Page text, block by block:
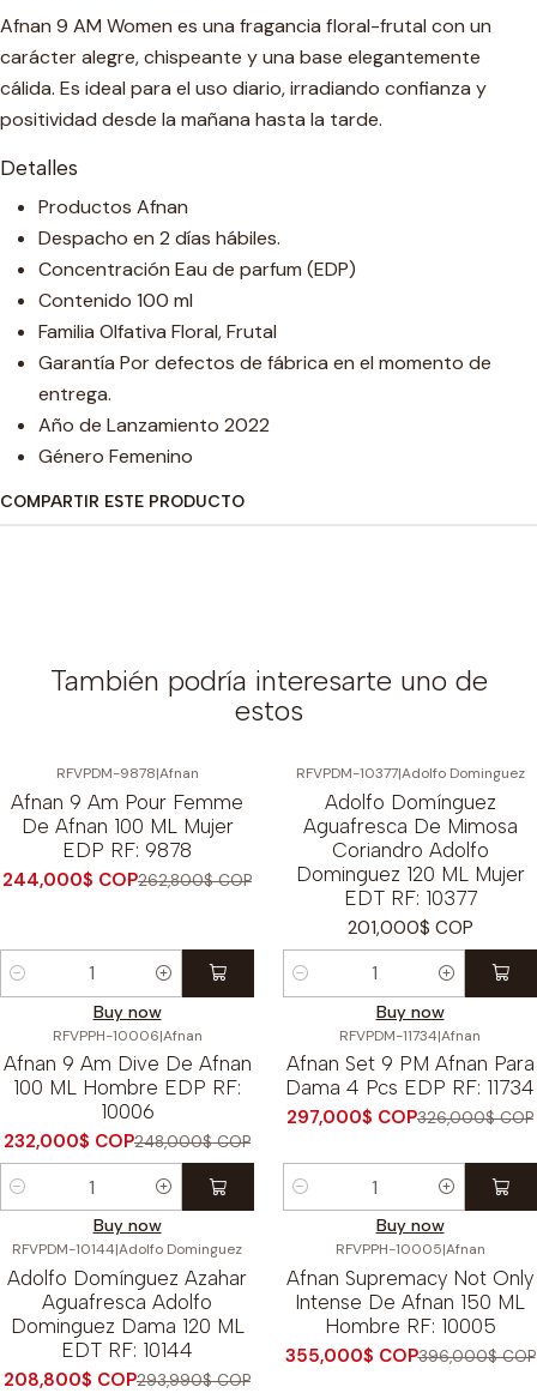
Afnan 9 AM Women es una fragancia floral-frutal con un
carácter alegre, chispeante y una base elegantemente
cálida. Es ideal para el uso diario, irradiando confianza y
positividad desde la mañana hasta la tarde.
Detalles
Productos Afnan
Despacho en 2 días hábiles.
Concentración Eau de parfum (EDP)
Contenido 100 ml
Familia Olfativa Floral, Frutal
Garantía Por defectos de fábrica en el momento de
entrega.
Año de Lanzamiento 2022
Género Femenino
COMPARTIR ESTE PRODUCTO
También podría interesarte uno de
estos
RFVPDM-9878|Afnan
Afnan 9 Am Pour Femme
De Afnan 100 ML Mujer
EDP RF: 9878
244,000$ COP262,800$ COP
Cantidad
Buy now
RFVPDM-10377|Adolfo Dominguez
Adolfo Domínguez
Aguafresca De Mimosa
Coriandro Adolfo
Dominguez 120 ML Mujer
EDT RF: 10377
201,000$ COP
Cantidad
Buy now
OFF
RFVPPH-10006|Afnan
Afnan 9 Am Dive De Afnan
100 ML Hombre EDP RF:
10006
232,000$ COP248,000$ COP
Cantidad
Buy now
RFVPDM-11734|Afnan
Afnan Set 9 PM Afnan Para
Dama 4 Pcs EDP RF: 11734
297,000$ COP326,000$ COP
Cantidad
Buy now
RFVPDM-10144|Adolfo Dominguez
Adolfo Domínguez Azahar
Aguafresca Adolfo
Dominguez Dama 120 ML
EDT RF: 10144
208,800$ COP293,990$ COP
RFVPPH-10005|Afnan
Afnan Supremacy Not Only
Intense De Afnan 150 ML
Hombre RF: 10005
355,000$ COP396,000$ COP